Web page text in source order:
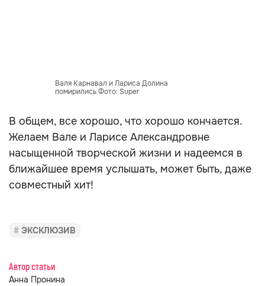
Валя Карнавал и Лариса Долина
помирились Фото: Super
В общем, все хорошо, что хорошо кончается.
Желаем Вале и Ларисе Александровне
насыщенной творческой жизни и надеемся в
ближайшее время услышать, может быть, даже
совместный хит!
ЭКСКЛЮЗИВ
Автор статьи
Анна Пронина